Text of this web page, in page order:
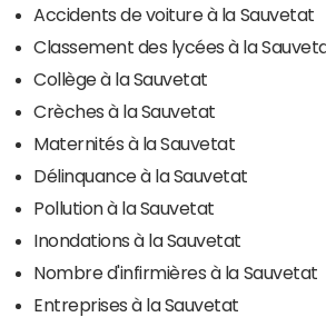
Accidents de voiture à la Sauvetat
Classement des lycées à la
Collège à la Sauvetat
Crèches à la Sauvetat
Maternités à la Sauvetat
Délinquance à la Sauvetat
Pollution à la Sauvetat
Inondations à la Sauvetat
Nombre d'infirmières à la Sauvetat
Entreprises à la Sauvetat